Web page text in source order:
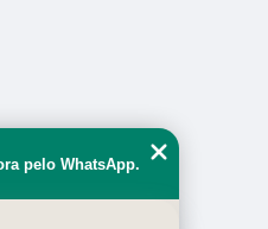
pelo WhatsApp.